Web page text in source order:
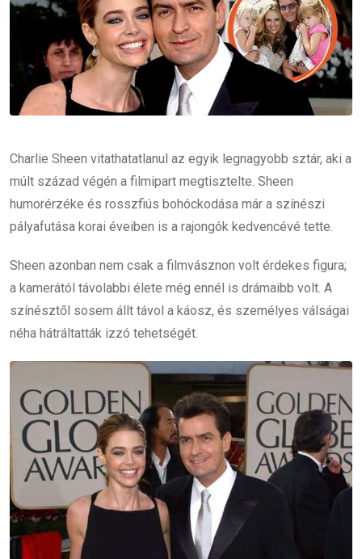
Charlie Sheen vitathatatlanul az egyik legnagyobb sztár, aki a
múlt század végén a filmipart megtisztelte. Sheen
humorérzéke és rosszfiús bohóckodása már a színészi
pályafutása korai éveiben is a rajongók kedvencévé tette.
Sheen azonban nem csak a filmvásznon volt érdekes figura;
a kamerától távolabbi élete még ennél is drámaibb volt. A
színésztől sosem állt távol a káosz, és személyes válságai
néha hátráltatták izzó tehetségét.